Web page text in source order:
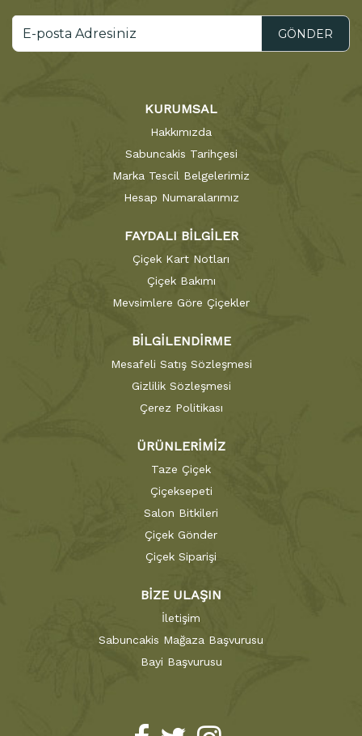
GÖNDER
KURUMSAL
Hakkımızda
Sabuncakis Tarihçesi
Marka Tescil Belgelerimiz
Hesap Numaralarımız
FAYDALI BİLGİLER
Çiçek Kart Notları
Çiçek Bakımı
Mevsimlere Göre Çiçekler
BİLGİLENDİRME
Mesafeli Satış Sözleşmesi
Gizlilik Sözleşmesi
Çerez Politikası
ÜRÜNLERİMİZ
Taze Çiçek
Çiçeksepeti
Salon Bitkileri
Çiçek Gönder
Çiçek Siparişi
BİZE ULAŞIN
İletişim
Sabuncakis Mağaza Başvurusu
Bayi Başvurusu